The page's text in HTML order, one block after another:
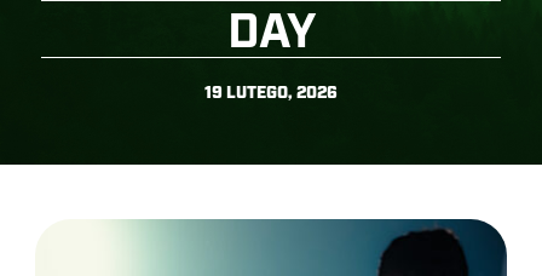
DAY
19 LUTEGO, 2026